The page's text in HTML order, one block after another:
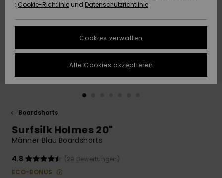
Highlights
Highlights
Starten Sie eine
Unterhaltung,
schnellste
Antwort auf Ihre
Frage zu
Finden Sie
die häufigsten
Fragen sowie
NACHHALTIGKEIT
WUNSCHLISTE
Boardshorts
Surfsilk Holmes 20"
Männer Blau Boardshorts
4.8
(29 Bewertungen)
ECO-BONUS
: Cookie-Richtlinie und Datenschutzrichtlinie
Cookies verwalten
Alle Cookies akzeptieren